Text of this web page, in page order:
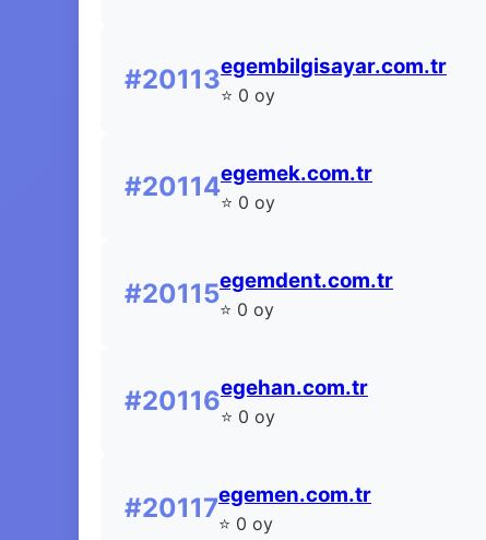
#20113egembilgisayar.com.tr
⭐ 0 oy
#20114egemek.com.tr
⭐ 0 oy
#20115egemdent.com.tr
⭐ 0 oy
#20116egehan.com.tr
⭐ 0 oy
#20117egemen.com.tr
⭐ 0 oy